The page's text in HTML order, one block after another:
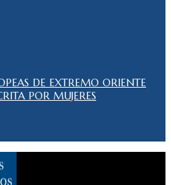
DE EXTREMO ORIENTE
POR MUJERES